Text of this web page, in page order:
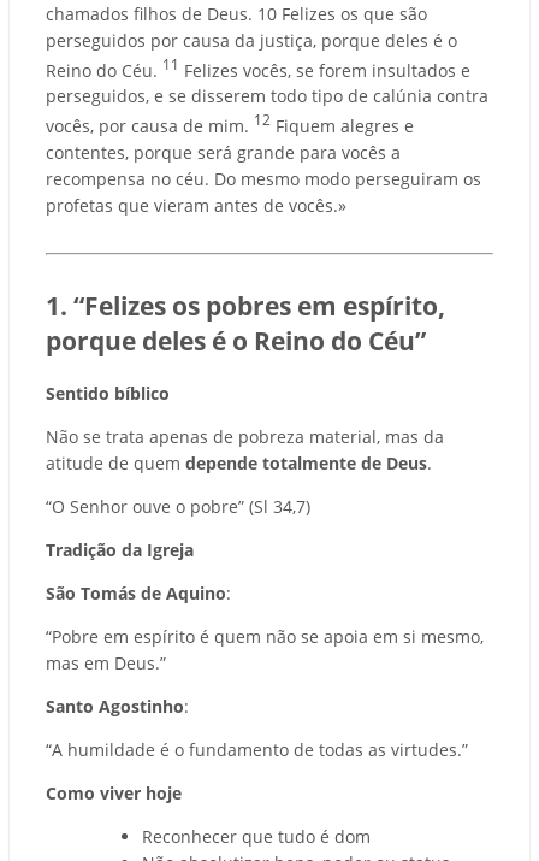
chamados filhos de Deus. 10 Felizes os que são
perseguidos por causa da justiça, porque deles é o
Reino do Céu. 11 Felizes vocês, se forem insultados e
perseguidos, e se disserem todo tipo de calúnia contra
vocês, por causa de mim. 12 Fiquem alegres e
contentes, porque será grande para vocês a
recompensa no céu. Do mesmo modo perseguiram os
profetas que vieram antes de vocês.»
1. “Felizes os pobres em espírito,
porque deles é o Reino do Céu”
Sentido bíblico
Não se trata apenas de pobreza material, mas da
atitude de quem depende totalmente de Deus.
“O Senhor ouve o pobre” (Sl 34,7)
Tradição da Igreja
São Tomás de Aquino:
“Pobre em espírito é quem não se apoia em si mesmo,
mas em Deus.”
Santo Agostinho:
“A humildade é o fundamento de todas as virtudes.”
Como viver hoje
Reconhecer que tudo é dom